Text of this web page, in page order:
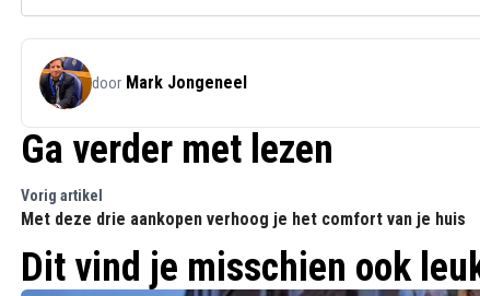
door Mark Jongeneel
Ga verder met lezen
Vorig artikel
Met deze drie aankopen verhoog je het comfort van je huis
Dit vind je misschien ook